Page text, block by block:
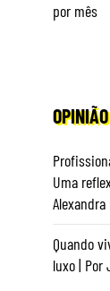
por mês
OPINIÃO
Uma
Alexandra
Quando
luxo | Por